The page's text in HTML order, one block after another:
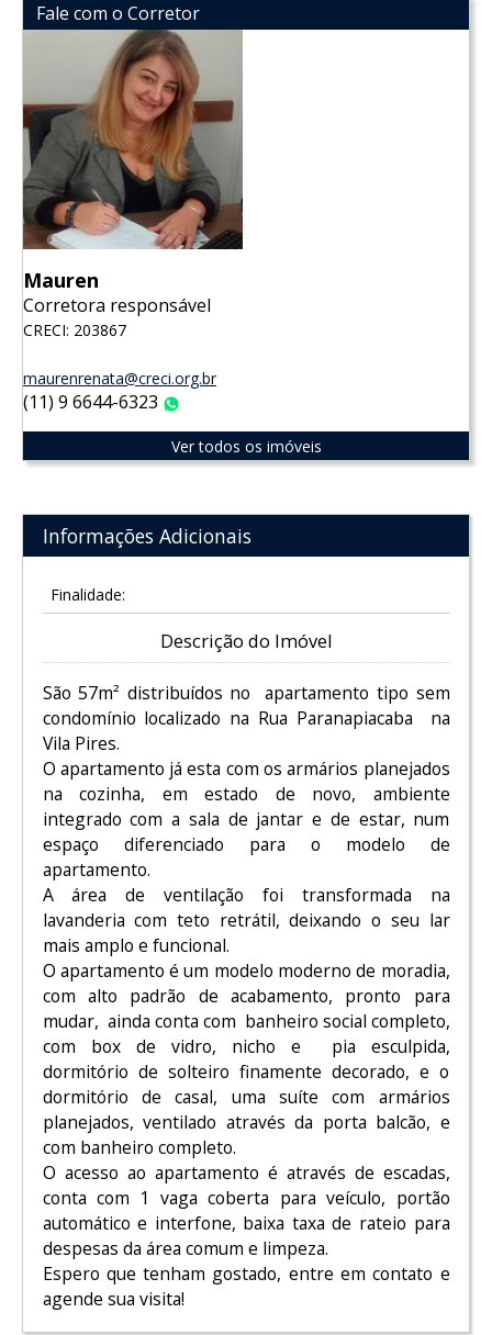
Fale com o Corretor
Mauren
Corretora responsável
CRECI: 203867
maurenrenata@creci.org.br
(11) 9 6644-6323
Ver todos os imóveis
Informações Adicionais
Finalidade:
Descrição do Imóvel
São 57m² distribuídos no apartamento tipo sem
condomínio localizado na Rua Paranapiacaba na
Vila Pires.
O apartamento já esta com os armários planejados
na cozinha, em estado de novo, ambiente
integrado com a sala de jantar e de estar, num
espaço diferenciado para o modelo de
apartamento.
A área de ventilação foi transformada na
lavanderia com teto retrátil, deixando o seu lar
mais amplo e funcional.
O apartamento é um modelo moderno de moradia,
com alto padrão de acabamento, pronto para
mudar, ainda conta com banheiro social completo,
com box de vidro, nicho e pia esculpida,
dormitório de solteiro finamente decorado, e o
dormitório de casal, uma suíte com armários
planejados, ventilado através da porta balcão, e
com banheiro completo.
O acesso ao apartamento é através de escadas,
conta com 1 vaga coberta para veículo, portão
automático e interfone, baixa taxa de rateio para
despesas da área comum e limpeza.
Espero que tenham gostado, entre em contato e
agende sua visita!